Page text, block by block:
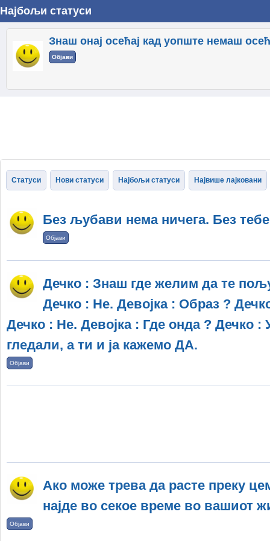
Најбољи статуси
Знаш онај осећај кад уопште немаш
Објави
Статуси Нови статуси Најбољи статуси Највише лајковани
Без љубави нема ничега. Без
Објави
Дечко : Знаш где желим да те
Дечко : Не. Девојка : Образ ?
Дечко : Не. Девојка : Где онда ? Дечко :
гледали, а ти и ја кажемо ДА.
Објави
Ако може трева да расте преку
најде во секое време во вашиот
Објави